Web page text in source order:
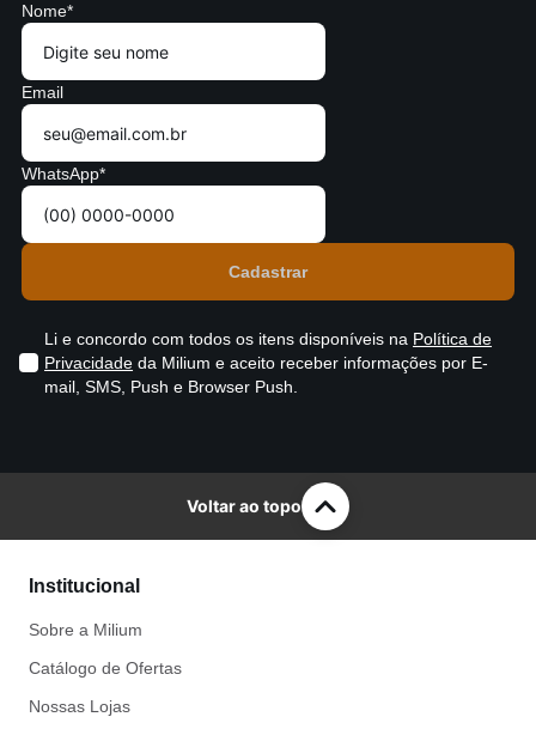
Nome*
Email
WhatsApp*
Li e concordo com todos os itens disponíveis na Política de
Privacidade da Milium e aceito receber informações por E-
mail, SMS, Push e Browser Push.
Voltar ao topo
Institucional
Sobre a Milium
Catálogo de Ofertas
Nossas Lojas